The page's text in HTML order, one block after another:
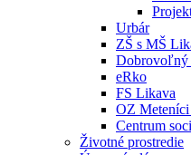
Urbár
ZŠ s MŠ
Dobrovoľný
eRko
FS Likava
OZ
Centrum
Životné prostredie